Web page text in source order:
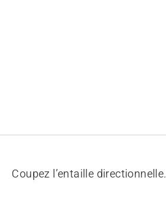
Coupez l’entaille directionnelle.